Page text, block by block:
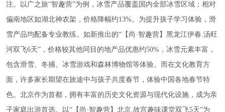
注。以广之旅“智趣营”为例，冰雪产品覆盖国内全部冰雪区域；相对
偏南地区如湖北神农架，价格降幅约13%。为提升孩子学习体验，滑
雪产品均配备专业教练。如新推出的“【尚·智趣营】黑龙江伊春.汤旺
河双飞6天”，价格较其他同目的地产品优惠约50%，冰雪元素丰富，
包含滑雪、冬捕、冰雪游戏和森林博物馆等体验。而在文化教育方
面，许多家长期望在旅途中与孩子共度春节，体验中国各地春节特
色。北京作为首都，拥有丰富的历史文化资源与现代化设施，成为亲
子家庭出游首选。以“【尚·智趣营】北京.故宫趣味课堂双飞5天”为